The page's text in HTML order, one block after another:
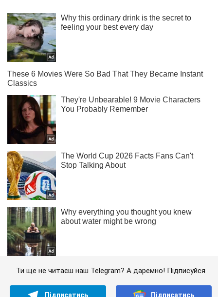
Ти ще не читаєш наш Telegram? А даремно! Підписуйся
Підписатись Підписатись